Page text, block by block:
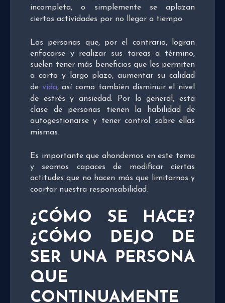
incompleta, o simplemente se aplazan
ciertas actividades por no llegar a tiempo.
Las personas que, por el contrario, logran
enfocarse y realizar sus tareas a término,
suelen tener más beneficios que les permiten
a corto y largo plazo, aumentar su calidad
de vida, así como también disminuir el nivel
de estrés y ansiedad. Por lo general, esta
clase de personas tienen la habilidad de
autogestionarse y tener control sobre ellas
mismas.
Es importante que ahondemos en este tema
y seamos capaces de modificar ciertas
actitudes que no hacen más que limitarnos y
coartar nuestra responsabilidad.
¿CÓMO SE HACE?
¿CÓMO DEJO DE
SER UNA PERSONA
QUE
CONTINUAMENTE